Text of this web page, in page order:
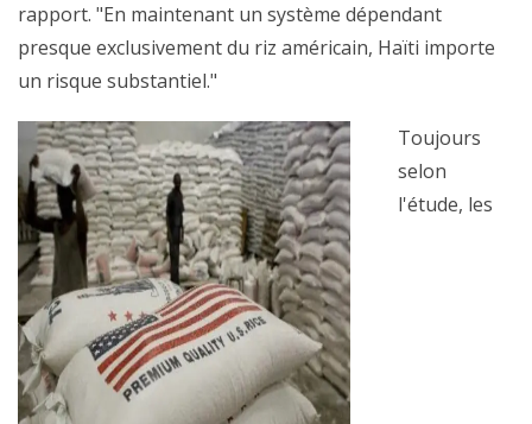
rapport. "En maintenant un système dépendant
presque exclusivement du riz américain, Haïti importe
un risque substantiel."
Toujours
selon
l'étude, les